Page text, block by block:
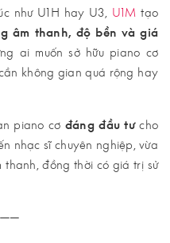
như U1H hay U3, U1M tạo
âm thanh, độ bền và giá
ai muốn sở hữu piano cơ
không gian quá rộng hay
piano cơ đáng đầu tưcho
nhạc sĩ chuyên nghiệp, vừa
thanh, đồng thời có giá trị sử